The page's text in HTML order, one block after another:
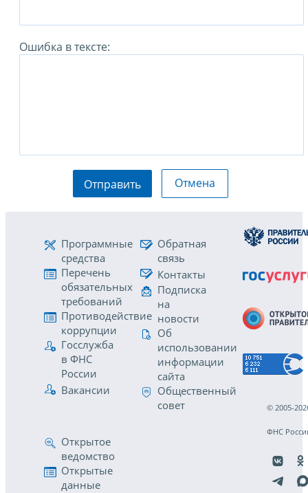
Ошибка в тексте:
Отправить Отмена
Программные
средства
Перечень
обязательных
требований
Противодействие
коррупции
Госслужба
в ФНС
России
Вакансии
Обратная
связь
Контакты
Подписка
на
новости
Об
использовании
информации
сайта
Общественный
совет
Открытое
ведомство
Открытые
данные
© 2005-
ФНС